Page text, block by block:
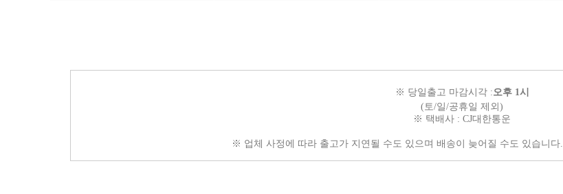
※ 당일출고 마감시각 :오후 1시
(토/일/공휴일 제외)
※ 택배사 : CJ대한통운
※ 업체 사정에 따라 출고가 지연될 수도 있으며 배송이 늦어질 수도 있습니다.